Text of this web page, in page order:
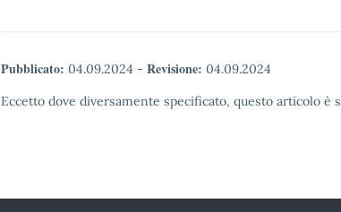
Pubblicato: 04.09.2024 - Revisione: 04.09.2024
Eccetto dove diversamente specificato, questo articolo